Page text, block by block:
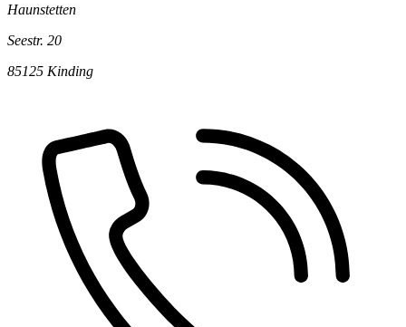
Haunstetten
Seestr. 20
85125 Kinding